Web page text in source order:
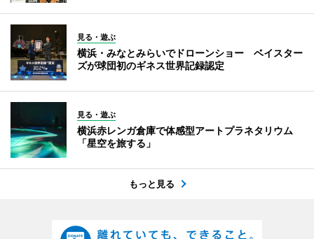
見る・遊ぶ
横浜・みなとみらいでドローンショー ベイスター
ズが球団初のギネス世界記録認定
見る・遊ぶ
横浜赤レンガ倉庫で体感型アートプラネタリウム
「星空を旅する」
もっと見る